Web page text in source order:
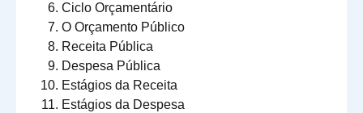
Ciclo Orçamentário
O Orçamento Público
Receita Pública
Despesa Pública
Estágios da Receita
Estágios da Despesa